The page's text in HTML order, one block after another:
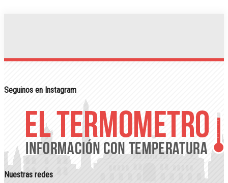
Seguinos en Instagram
Nuestras redes